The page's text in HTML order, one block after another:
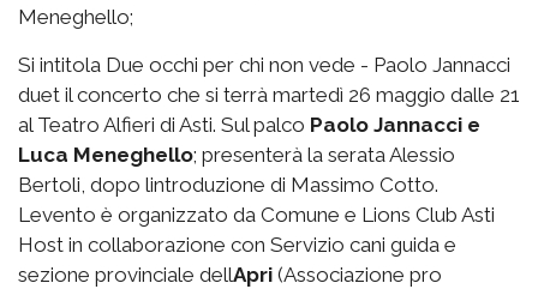
Meneghello;
Si intitola Due occhi per chi non vede - Paolo Jannacci
duet il concerto che si terrà martedì 26 maggio dalle 21
al Teatro Alfieri di Asti. Sul palco Paolo Jannacci e
Luca Meneghello; presenterà la serata Alessio
Bertoli, dopo lintroduzione di Massimo Cotto.
Levento è organizzato da Comune e Lions Club Asti
Host in collaborazione con Servizio cani guida e
sezione provinciale dellApri (Associazione pro